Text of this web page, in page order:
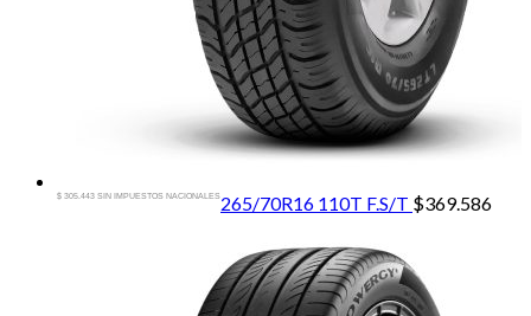
265/70R16 110T F.S/T $369.586
$ 305.443 SIN IMPUESTOS NACIONALES